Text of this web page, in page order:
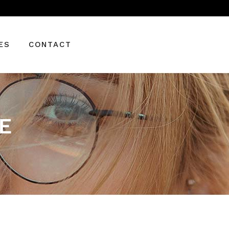
CONTACT
MONT BLANC
SAINT LAURENT